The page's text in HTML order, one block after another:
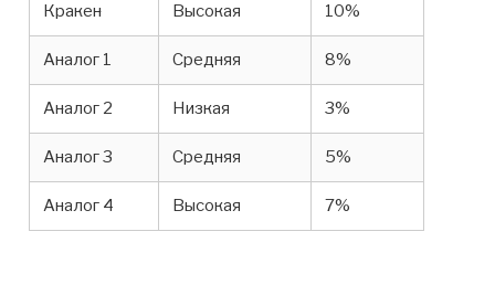
Кракен Высокая 10%
Аналог 1 Средняя 8%
Аналог 2 Низкая 3%
Аналог 3 Средняя 5%
Аналог 4 Высокая 7%